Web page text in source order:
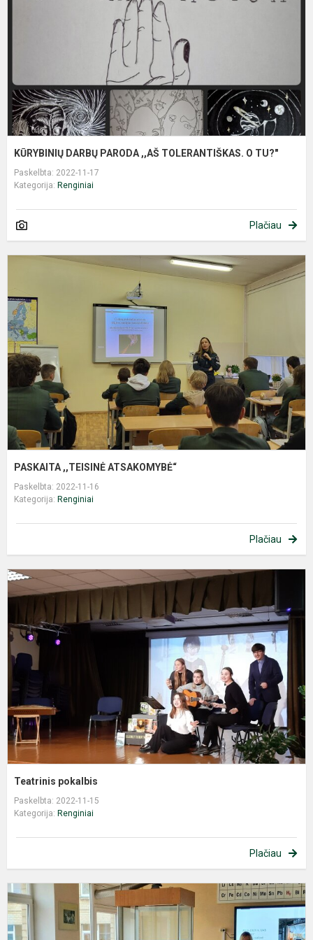
KŪRYBINIŲ DARBŲ PARODA ,,AŠ TOLERANTIŠKAS. O TU?"
Paskelbta: 2022-11-17
Kategorija: Renginiai
Plačiau
PASKAITA ,,TEISINĖ ATSAKOMYBĖ“
Paskelbta: 2022-11-16
Kategorija: Renginiai
Plačiau
Teatrinis pokalbis
Paskelbta: 2022-11-15
Kategorija: Renginiai
Plačiau